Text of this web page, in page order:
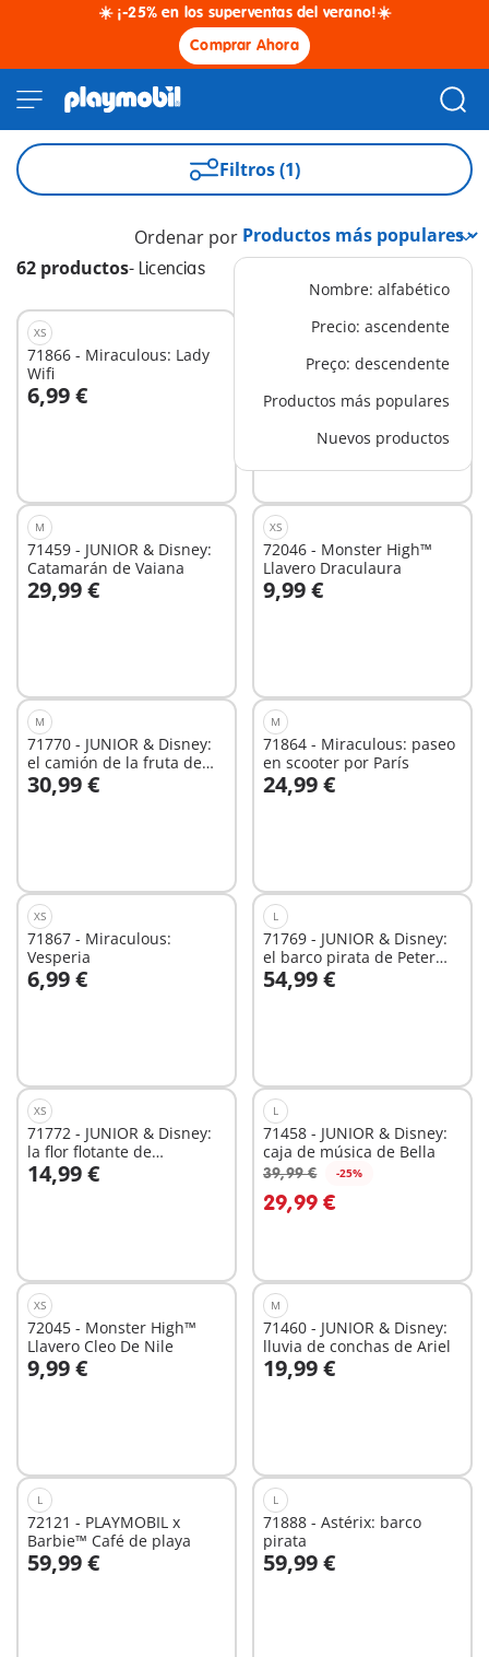
☀️ ¡-25% en los superventas del verano!☀️
Comprar Ahora
Filtros (1)
62 productos- Licencias
Ordenar por
Nombre: alfabético
Precio: ascendente
Preço: descendente
Productos más populares
Nuevos productos
XS
71866 - Miraculous: Lady
Wifi
6,99 €
A la cesta
71863 - Miraculous:
pastelería francesa
59,99 €
A la cesta
M
71459 - JUNIOR & Disney:
Catamarán de Vaiana
29,99 €
A la cesta
XS
72046 - Monster High™
Llavero Draculaura
9,99 €
A la cesta
M
71770 - JUNIOR & Disney:
el camión de la fruta de
Minnie Mouse
30,99 €
A la cesta
M
71864 - Miraculous: paseo
en scooter por París
24,99 €
A la cesta
XS
71867 - Miraculous:
Vesperia
6,99 €
A la cesta
L
71769 - JUNIOR & Disney:
el barco pirata de Peter
Pan
54,99 €
A la cesta
XS
71772 - JUNIOR & Disney:
la flor flotante de
Campanilla
14,99 €
A la cesta
L
71458 - JUNIOR & Disney:
caja de música de Bella
39,99 € -25%
29,99 €
A la cesta
XS
72045 - Monster High™
Llavero Cleo De Nile
9,99 €
A la cesta
M
71460 - JUNIOR & Disney:
lluvia de conchas de Ariel
19,99 €
A la cesta
L
72121 - PLAYMOBIL x
Barbie™ Café de playa
59,99 €
L
71888 - Astérix: barco
pirata
59,99 €